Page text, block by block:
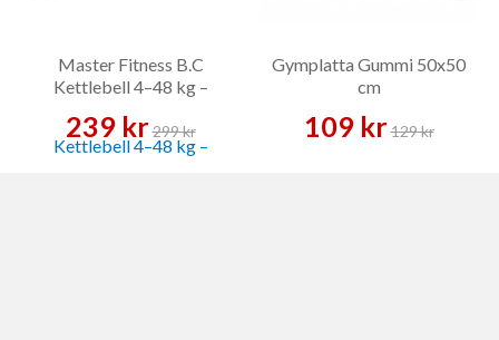
Master Fitness B.C
Kettlebell 4–48 kg –
239 kr299 kr
Gymplatta Gummi 50x50
cm
109 kr129 kr